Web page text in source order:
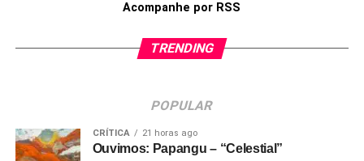
Acompanhe por RSS
TRENDING
POPULAR
CRÍTICA 21 horas ago
Ouvimos: Papangu – “Celestial”